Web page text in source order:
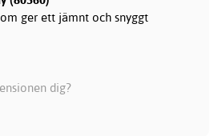
ger ett jämnt och snyggt
dig?